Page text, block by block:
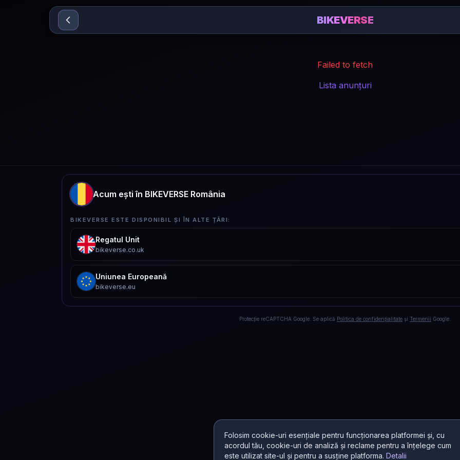
Sari la conținut
Folosim cookie-uri esențiale pentru funcționarea platformei și, cu
acordul tău, cookie-uri de analiză și reclame pentru a înțelege cum
este utilizat site-ul și pentru a susține platforma. Detalii
BIKEVERSE
Failed to fetch
Lista anunțuri
Acum ești în BIKEVERSE România
BIKEVERSE ESTE DISPONIBIL ȘI ÎN ALTE ȚĂRI:
Regatul Unit
bikeverse.co.uk
Uniunea Europeană
bikeverse.eu
Protecție reCAPTCHA Google. Se aplică Politica de confidențialitate și Termenii Google.